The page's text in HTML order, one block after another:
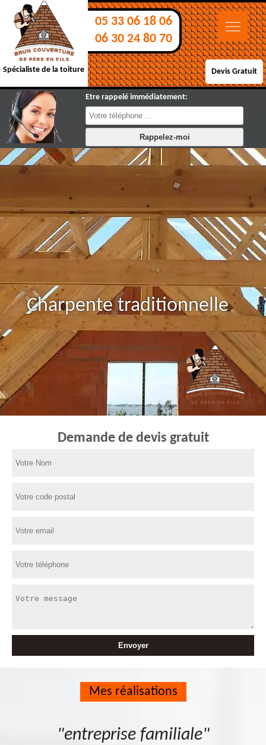
Spécialiste de la toiture
05 33 06 18 06
06 30 24 80 70
Devis Gratuit
Etre rappelé immédiatement:
Charpente traditionnelle
Demande de devis gratuit
Mes réalisations
"entreprise familiale"